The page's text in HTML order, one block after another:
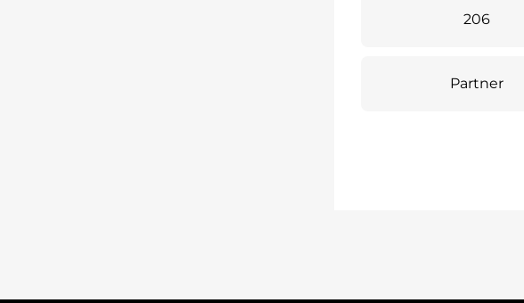
206
Partner